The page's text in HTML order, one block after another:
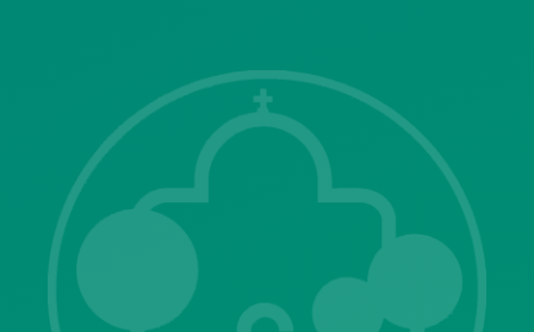
Λ. Μεσογείων 415-417 Τ.Κ.15343
Αγία Παρασκευή